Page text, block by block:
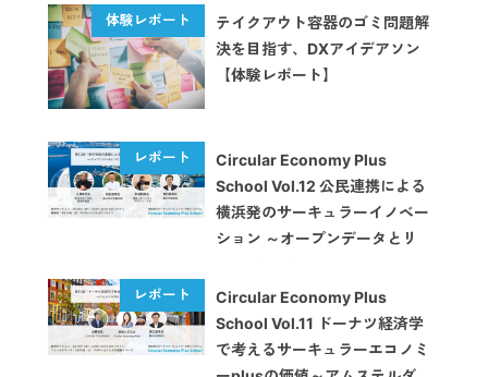
テイクアウト容器のゴミ問題解
決を目指す、DXアイデアソン
【体験レポート】
Circular Economy Plus
School Vol.12 公民連携による
横浜発のサーキュラーイノベー
ション ～オープンデータとリ
解決～【イベントレポート】
Circular Economy Plus
School Vol.11 ドーナツ経済学
で考えるサーキュラーエコノミ